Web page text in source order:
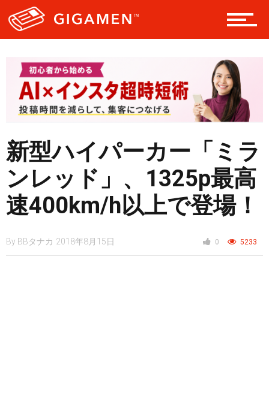
レジャー
ヘルス・健康
スタイル
仮想通貨
スマートフォン
新型ハイパーカー「ミラ
ンレッド」、1325p最高
速400km/h以上で登場！
By BBタナカ 2018年8月15日 0 5233